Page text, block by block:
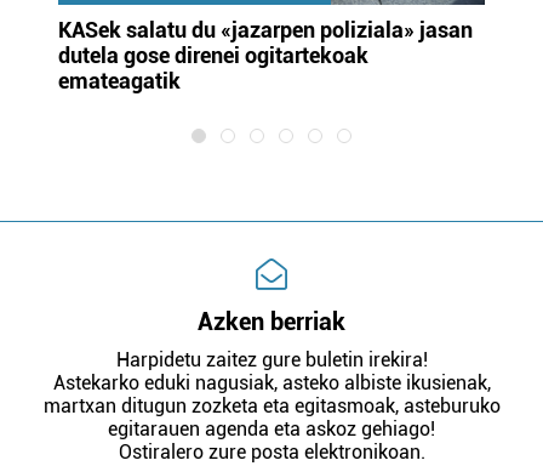
KASek salatu du «jazarpen poliziala» jasan
dutela gose direnei ogitartekoak
emateagatik
Azken berriak
Harpidetu zaitez gure buletin irekira!
Astekarko eduki nagusiak, asteko albiste ikusienak,
martxan ditugun zozketa eta egitasmoak, asteburuko
egitarauen agenda eta askoz gehiago!
Ostiralero zure posta elektronikoan.